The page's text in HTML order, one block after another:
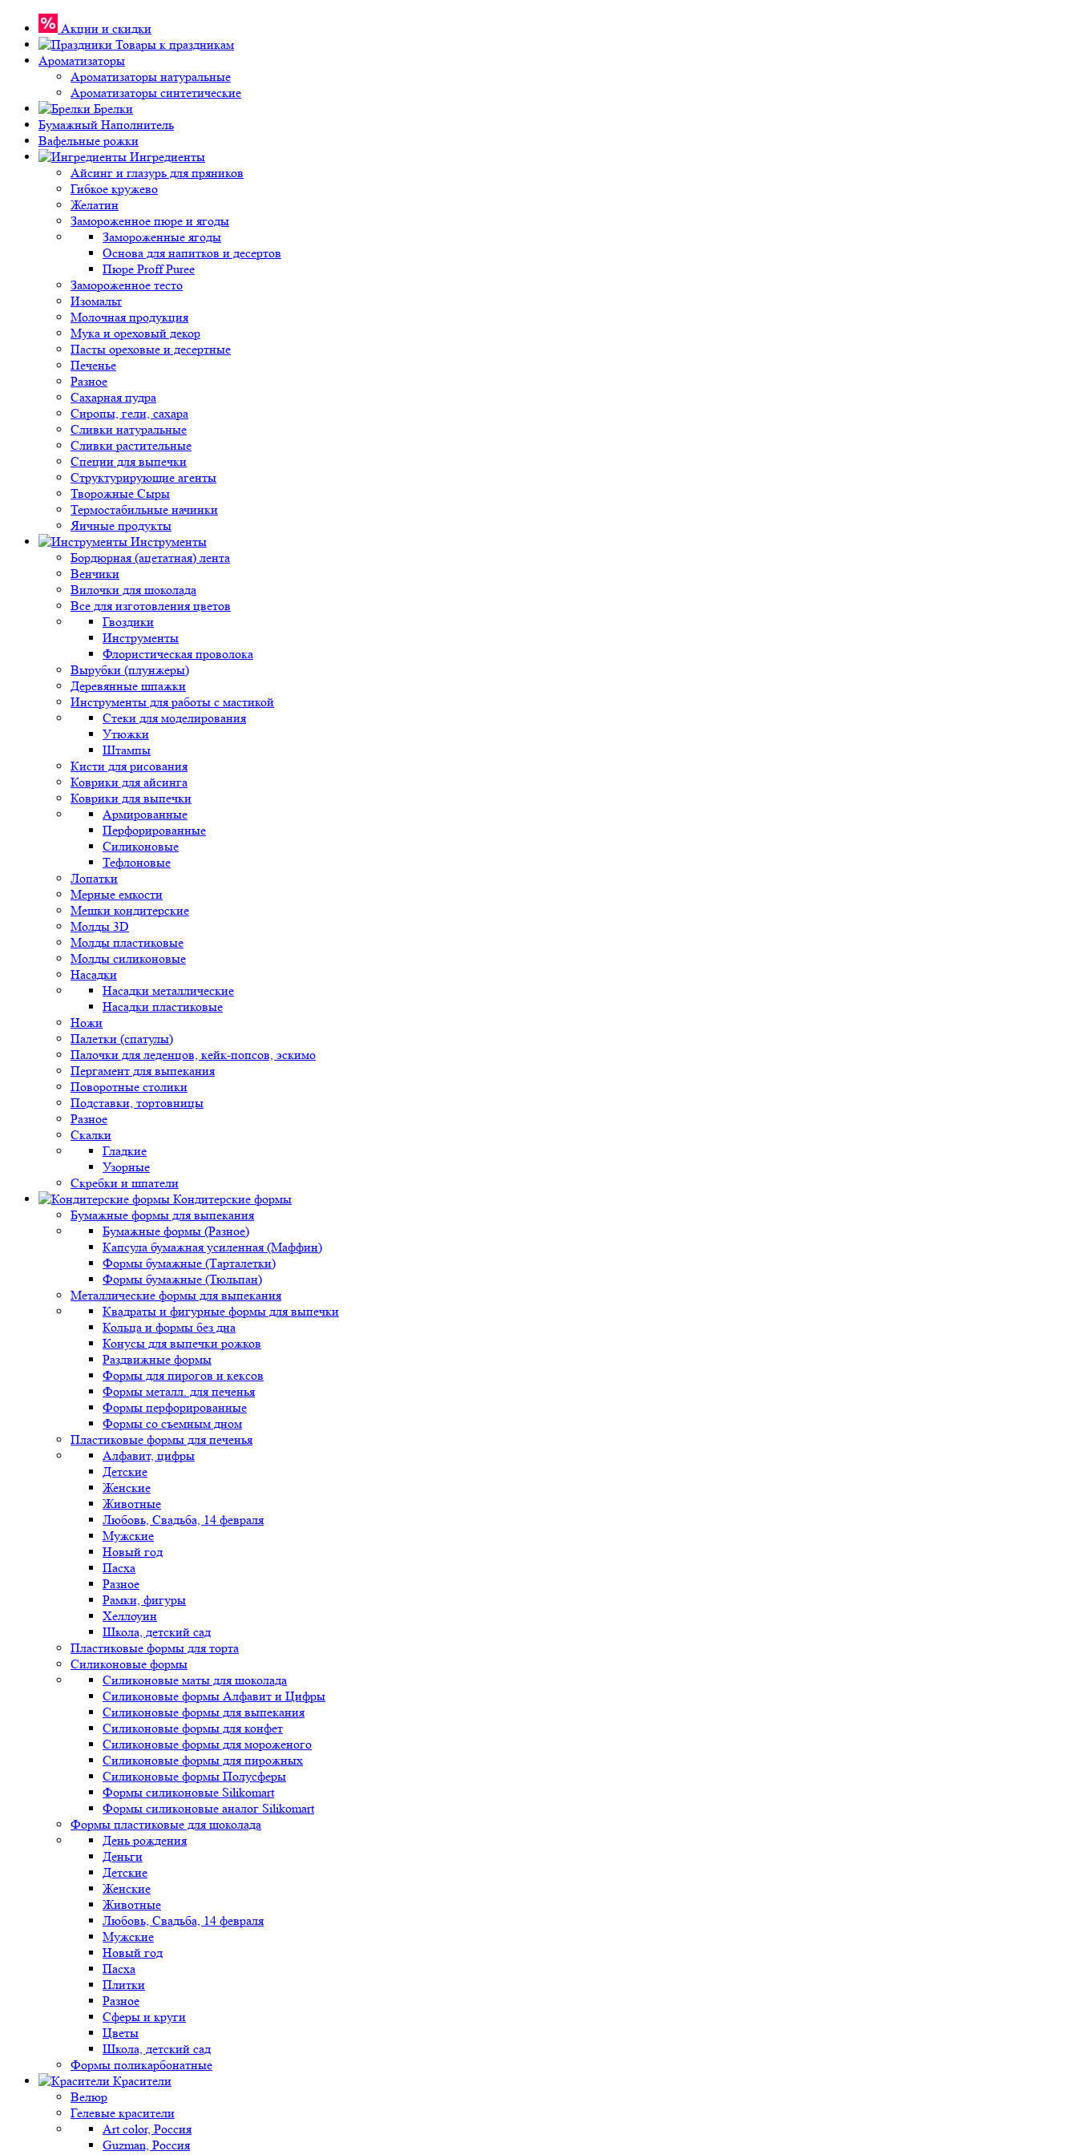
Акции и скидки
Товары к праздникам
Ароматизаторы
Ароматизаторы натуральные
Ароматизаторы синтетические
Брелки
Бумажный Наполнитель
Вафельные рожки
Ингредиенты
Айсинг и глазурь для пряников
Гибкое кружево
Желатин
Замороженное пюре и ягоды
Замороженные ягоды
Основа для напитков и десертов
Пюре Proff Puree
Замороженное тесто
Изомальт
Молочная продукция
Мука и ореховый декор
Пасты ореховые и десертные
Печенье
Разное
Сахарная пудра
Сиропы, гели, сахара
Сливки натуральные
Сливки растительные
Специи для выпечки
Структурирующие агенты
Творожные Сыры
Термостабильные начинки
Яичные продукты
Инструменты
Бордюрная (ацетатная) лента
Венчики
Вилочки для шоколада
Все для изготовления цветов
Гвоздики
Инструменты
Флористическая проволока
Вырубки (плунжеры)
Деревянные шпажки
Инструменты для работы с мастикой
Стеки для моделирования
Утюжки
Штампы
Кисти для рисования
Коврики для айсинга
Коврики для выпечки
Армированные
Перфорированные
Силиконовые
Тефлоновые
Лопатки
Мерные емкости
Мешки кондитерские
Молды 3D
Молды пластиковые
Молды силиконовые
Насадки
Насадки металлические
Насадки пластиковые
Ножи
Палетки (спатулы)
Палочки для леденцов, кейк-попсов, эскимо
Пергамент для выпекания
Поворотные столики
Подставки, тортовницы
Разное
Скалки
Гладкие
Узорные
Скребки и шпатели
Кондитерские формы
Бумажные формы для выпекания
Бумажные формы (Разное)
Капсула бумажная усиленная (Маффин)
Формы бумажные (Тарталетки)
Формы бумажные (Тюльпан)
Металлические формы для выпекания
Квадраты и фигурные формы для выпечки
Кольца и формы без дна
Конусы для выпечки рожков
Раздвижные формы
Формы для пирогов и кексов
Формы металл. для печенья
Формы перфорированные
Формы со съемным дном
Пластиковые формы для печенья
Алфавит, цифры
Детские
Женские
Животные
Любовь, Свадьба, 14 февраля
Мужские
Новый год
Пасха
Разное
Рамки, фигуры
Хеллоуин
Школа, детский сад
Пластиковые формы для торта
Силиконовые формы
Силиконовые маты для шоколада
Силиконовые формы Алфавит и Цифры
Силиконовые формы для выпекания
Силиконовые формы для конфет
Силиконовые формы для мороженого
Силиконовые формы для пирожных
Силиконовые формы Полусферы
Формы силиконовые Silikomart
Формы силиконовые аналог Silikomart
Формы пластиковые для шоколада
День рождения
Деньги
Детские
Женские
Животные
Любовь, Свадьба, 14 февраля
Мужские
Новый год
Пасха
Плитки
Разное
Сферы и круги
Цветы
Школа, детский сад
Формы поликарбонатные
Красители
Велюр
Гелевые красители
Art color, Россия
Guzman, Россия